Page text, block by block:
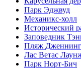
Парк Эджвуд
Механикс-холл
Исторический
Заповедник
Пляж
Лас Ветас
Парк Норт-Бич